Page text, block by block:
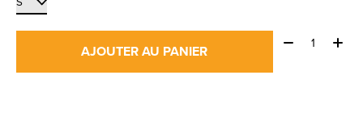
AJOUTER AU PANIER
Quantité: